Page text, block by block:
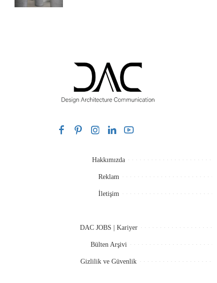
Hakkımızda
Reklam
İletişim
DAC JOBS | Kariyer
Bülten Arşivi
Gizlilik ve Güvenlik